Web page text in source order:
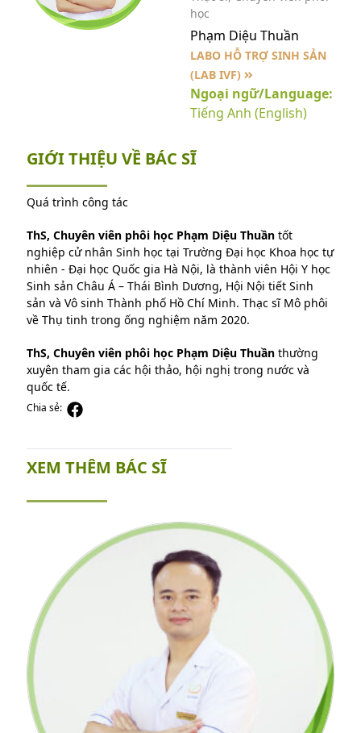
học
Phạm Diệu Thuần
LABO HỖ TRỢ SINH SẢN
(LAB IVF)
Ngoại ngữ/Language:
Tiếng Anh (English)
GIỚI THIỆU VỀ BÁC SĨ
Quá trình công tác
ThS, Chuyên viên phôi học Phạm Diệu Thuần tốt
nghiệp cử nhân Sinh học tại Trường Đại học Khoa học tự
nhiên - Đại học Quốc gia Hà Nội, là thành viên Hội Y học
Sinh sản Châu Á – Thái Bình Dương, Hội Nội tiết Sinh
sản và Vô sinh Thành phố Hồ Chí Minh. Thạc sĩ Mô phôi
về Thụ tinh trong ống nghiệm năm 2020.
ThS, Chuyên viên phôi học Phạm Diệu Thuần thường
xuyên tham gia các hội thảo, hội nghị trong nước và
quốc tế.
Chia sẻ:
XEM THÊM BÁC SĨ